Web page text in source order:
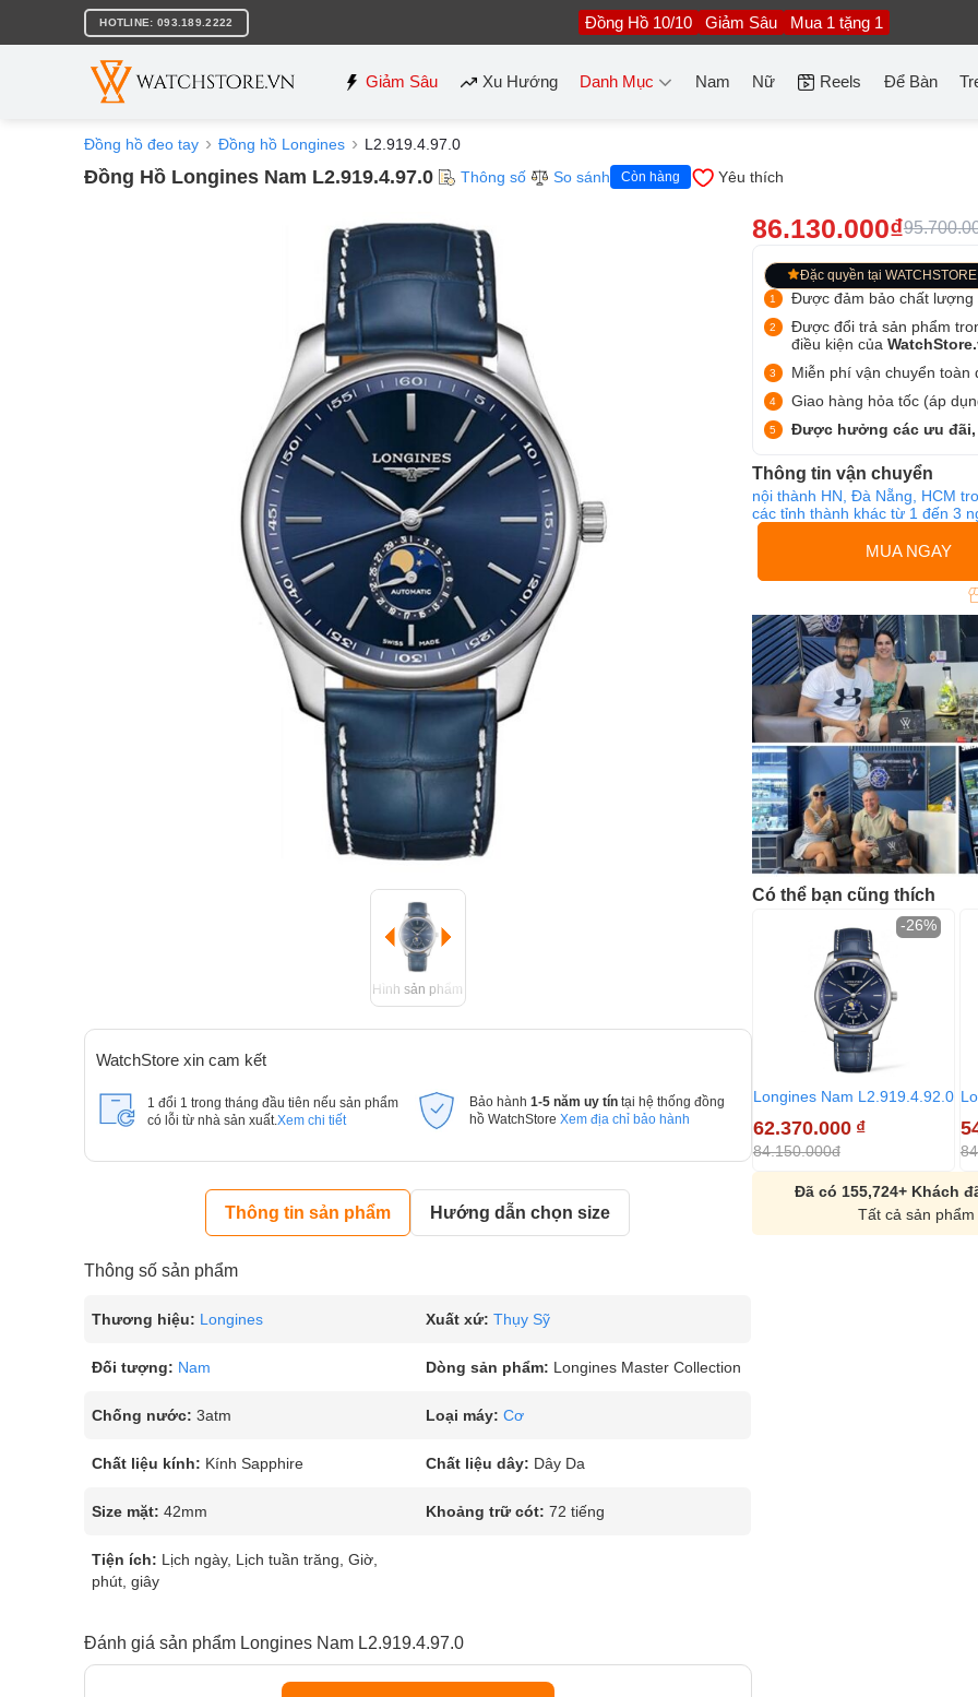
nội
HOTLINE: 093.189.2222 Đồng Hồ 10/10 Giảm Sâu Mua 1 tặng 1
Giảm Sâu Xu Hướng Danh Mục Nam Nữ Reels Để Bàn
Đồng hồ đeo tay Đồng hồ Longines L2.919.4.97.0
Đồng Hồ Longines Nam L2.919.4.97.0 Thông số So sánh Còn hàng Yêu thích
Hình sản phẩm
WatchStore xin cam kết
1 đổi 1 trong tháng đầu tiên nếu sản phẩm
có lỗi từ nhà sản xuất. Xem chi tiết
Bảo hành 1-5 năm uy tín tại hệ thống đồng
hồ WatchStore Xem địa chỉ bảo hành
Thông tin sản phẩm Hướng dẫn chọn size
Thông số sản phẩm
Thương hiệu: Longines Xuất xứ: Thụy Sỹ
Đối tượng: Nam Dòng sản phẩm: Longines Master Collection
Chống nước: 3atm Loại máy: Cơ
Chất liệu kính: Kính Sapphire Chất liệu dây: Dây Da
Size mặt: 42mm Khoảng trữ cót: 72 tiếng
Tiện ích: Lịch ngày, Lịch tuần trăng, Giờ,
phút, giây
Đánh giá sản phẩm Longines Nam L2.919.4.97.0
86.130.000₫
Đặc quyền tại WATCHSTORE
Được đảm bảo chất lượng
Được đổi trả sản phẩm
điều kiện của
Miễn phí vận chuyển toàn
Giao hàng hỏa tốc (áp
Được hưởng các ưu đãi,
Thông tin vận chuyển
nội thành HN, Đà Nẵng, HCM
các tỉnh thành khác từ 1 đến 3
MUA NGAY
Có thể bạn cũng thích
Longines Nam L2.919.4.92.0
62.370.000 ₫
84.150.000đ
-26%
Đã có 155,724+ Khách
Tất cả sản